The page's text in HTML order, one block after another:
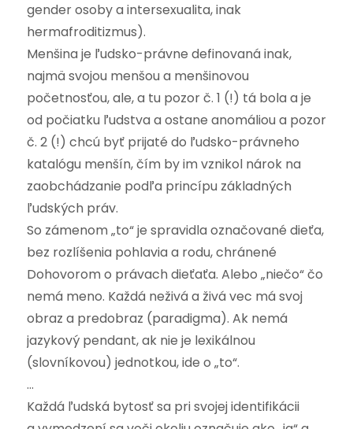
gender osoby a intersexualita, inak
hermafroditizmus).
Menšina je ľudsko-právne definovaná inak,
najmä svojou menšou a menšinovou
početnosťou, ale, a tu pozor č. 1 (!) tá bola a je
od počiatku ľudstva a ostane anomáliou a pozor
č. 2 (!) chcú byť prijaté do ľudsko-právneho
katalógu menšín, čím by im vznikol nárok na
zaobchádzanie podľa princípu základných
ľudských práv.
So zámenom „to“ je spravidla označované dieťa,
bez rozlíšenia pohlavia a rodu, chránené
Dohovorom o právach dieťaťa. Alebo „niečo“ čo
nemá meno. Každá neživá a živá vec má svoj
obraz a predobraz (paradigma). Ak nemá
jazykový pendant, ak nie je lexikálnou
(slovníkovou) jednotkou, ide o „to“.
…
Každá ľudská bytosť sa pri svojej identifikácii